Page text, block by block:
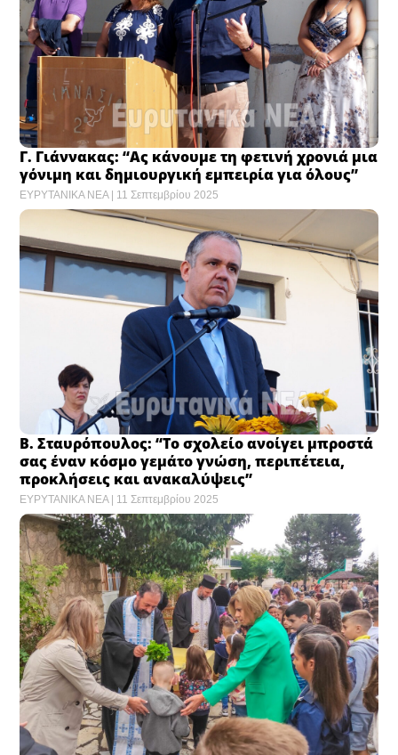
Γ. Γιάννακας: “Ας κάνουμε τη φετινή χρονιά μια
γόνιμη και δημιουργική εμπειρία για όλους”
ΕΥΡΥΤΑΝΙΚΑ ΝΕΑ 11 Σεπτεμβρίου 2025
Β. Σταυρόπουλος: “Το σχολείο ανοίγει μπροστά
σας έναν κόσμο γεμάτο γνώση, περιπέτεια,
προκλήσεις και ανακαλύψεις”
ΕΥΡΥΤΑΝΙΚΑ ΝΕΑ 11 Σεπτεμβρίου 2025